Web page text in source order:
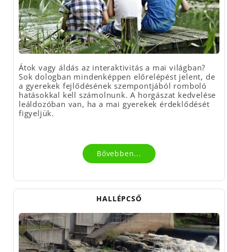
Átok vagy áldás az interaktivitás a mai világban?
Sok dologban mindenképpen előrelépést jelent, de
a gyerekek fejlődésének szempontjából romboló
hatásokkal kell számolnunk. A horgászat kedvelése
leáldozóban van, ha a mai gyerekek érdeklődését
figyeljük.
Bővebben...
HALLÉPCSŐ